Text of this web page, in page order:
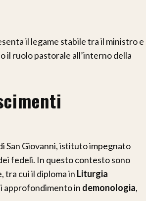
il legame stabile tra il ministro e
il ruolo pastorale all’interno della
San Giovanni, istituto impegnato
fedeli. In questo contesto sono
cui il diploma in Liturgia
approfondimento in demonologia,